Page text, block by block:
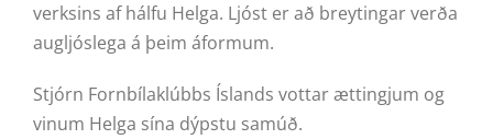
verksins af hálfu Helga. Ljóst er að breytingar verða
augljóslega á þeim áformum.
Stjórn Fornbílaklúbbs Íslands vottar ættingjum og
vinum Helga sína dýpstu samúð.